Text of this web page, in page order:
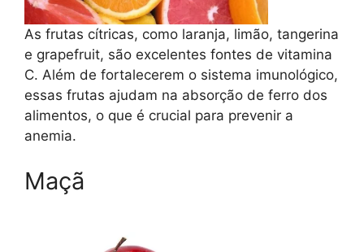
As frutas cítricas, como laranja, limão, tangerina
e grapefruit, são excelentes fontes de vitamina
C. Além de fortalecerem o sistema imunológico,
essas frutas ajudam na absorção de ferro dos
alimentos, o que é crucial para prevenir a
anemia.
Maçã